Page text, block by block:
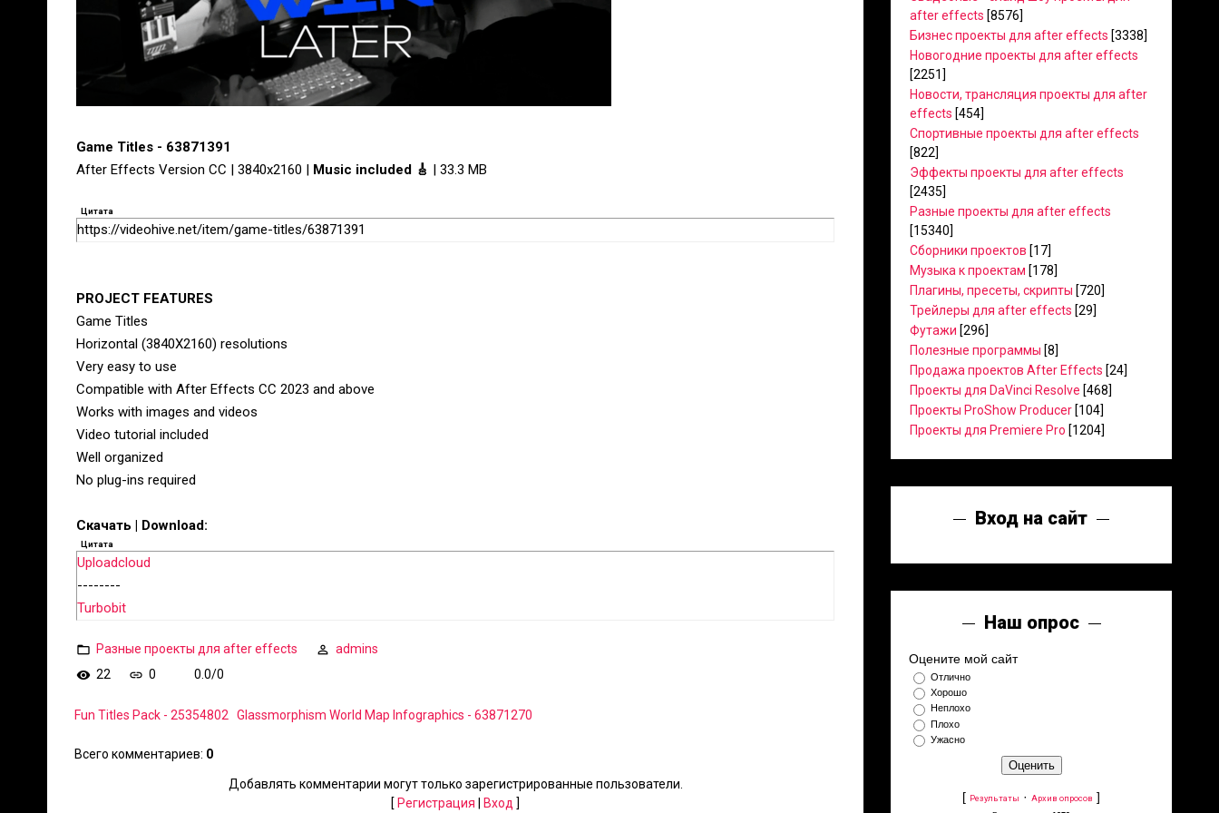
Game Titles - 63871391
After Effects Version CC | 3840x2160 | Music included 🎸 | 33.3 MB
Цитата
https://videohive.net/item/game-titles/63871391
PROJECT FEATURES
Game Titles
Horizontal (3840X2160) resolutions
Very easy to use
Compatible with After Effects CC 2023 and above
Works with images and videos
Video tutorial included
Well organized
No plug-ins required
Скачать | Download:
Цитата
Uploadcloud
--------
Turbobit
Разные проекты для after effects
admins
22
0 0.0/0
Fun Titles Pack - 25354802 Glassmorphism World Map Infographics - 63871270
Всего комментариев: 0
Добавлять комментарии могут только зарегистрированные пользователи.
[ Регистрация Вход ]
after effects [8576]
Бизнес проекты для after effects [3338]
Новогодние проекты для after effects
[2251]
Новости, трансляция проекты для after
effects [454]
Спортивные проекты для after effects
[822]
Эффекты проекты для after effects
[2435]
Разные проекты для after effects
[15340]
Сборники проектов [17]
Музыка к проектам [178]
Плагины, пресеты, скрипты [720]
Трейлеры для after effects [29]
Футажи [296]
Полезные программы [8]
Продажа проектов After Effects [24]
Проекты для DaVinci Resolve [468]
Проекты ProShow Producer [104]
Проекты для Premiere Pro [1204]
Вход на сайт
Наш опрос
Оцените мой сайт
Отлично
Хорошо
Неплохо
Плохо
Ужасно
[ Результаты · Архив опросов ]